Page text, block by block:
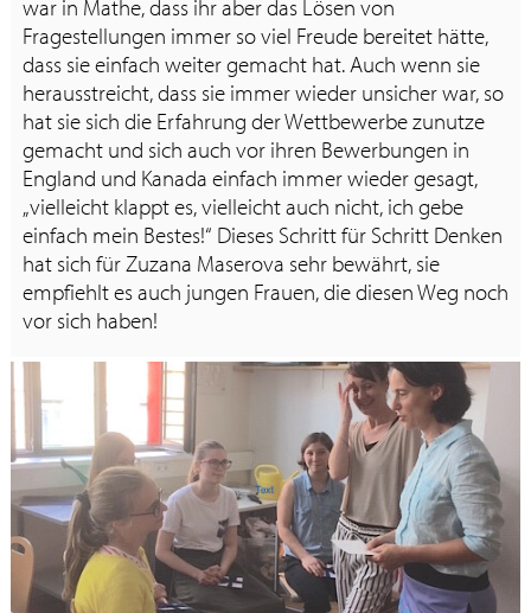
war in Mathe, dass ihr aber das Lösen von
Fragestellungen immer so viel Freude bereitet hätte,
dass sie einfach weiter gemacht hat. Auch wenn sie
herausstreicht, dass sie immer wieder unsicher war, so
hat sie sich die Erfahrung der Wettbewerbe zunutze
gemacht und sich auch vor ihren Bewerbungen in
England und Kanada einfach immer wieder gesagt,
„vielleicht klappt es, vielleicht auch nicht, ich gebe
einfach mein Bestes!“ Dieses Schritt für Schritt Denken
hat sich für Zuzana Maserova sehr bewährt, sie
empfiehlt es auch jungen Frauen, die diesen Weg noch
vor sich haben!